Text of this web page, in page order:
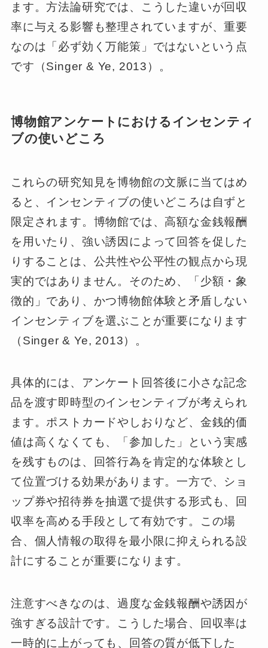
ます。方法論研究では、こうした違いが回収
率に与える影響も整理されていますが、重要
なのは「必ず効く万能策」ではないという点
です（Singer & Ye, 2013）。
博物館アンケートにおけるインセンティ
ブの使いどころ
これらの研究知見を博物館の文脈に当てはめ
ると、インセンティブの使いどころは自ずと
限定されます。博物館では、高額な金銭報酬
を用いたり、強い誘因によって回答を促した
りすることは、公共性や公平性の観点から現
実的ではありません。そのため、「少額・象
徴的」であり、かつ博物館体験と矛盾しない
インセンティブを選ぶことが重要になります
（Singer & Ye, 2013）。
具体的には、アンケート回答後に小さな記念
品を渡す即時型のインセンティブが考えられ
ます。ポストカードやしおりなど、金銭的価
値は高くなくても、「参加した」という実感
を残すものは、回答行為を肯定的な体験とし
て位置づける効果があります。一方で、ショ
ップ券や招待券を抽選で提供する形式も、回
収率を高める手段として有効です。この場
合、個人情報の取得を最小限に抑えられる設
計にすることが重要になります。
注意すべきなのは、過度な金銭報酬や誘因が
強すぎる設計です。こうした場合、回収率は
一時的に上がっても、回答の質が低下した